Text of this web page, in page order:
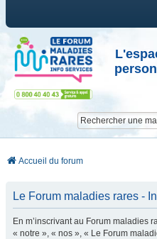
Accueil du forum
Le Forum maladies rares -
En m’inscrivant au Forum maladies
« notre », « nos », « Le Forum